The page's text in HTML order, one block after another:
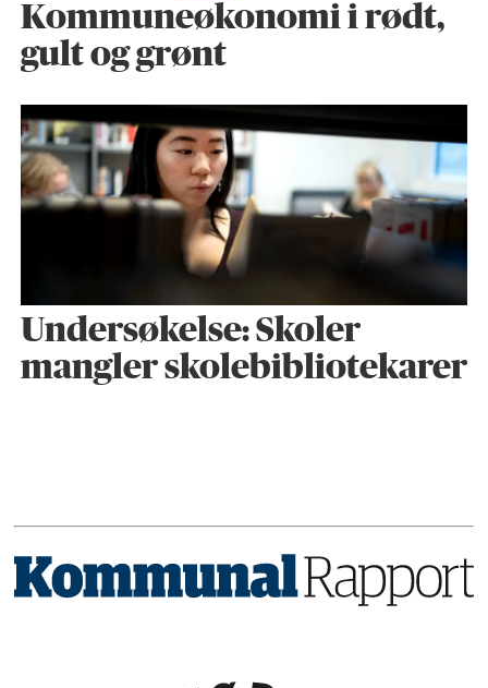
Kommuneøkonomi i rødt,
gult og grønt
Undersøkelse: Skoler
mangler skolebibliotekarer